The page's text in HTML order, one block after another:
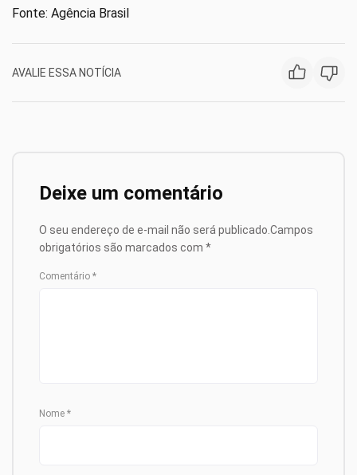
Fonte: Agência Brasil
AVALIE ESSA NOTÍCIA
Deixe um comentário
O seu endereço de e-mail não será publicado. Campos
obrigatórios são marcados com *
Comentário *
Nome *